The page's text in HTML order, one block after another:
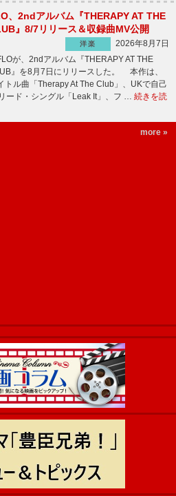
、2ndアルバム『THERAPY AT THE
』8/7リリース＆収録曲MV公開
洋楽
2026年8月7日
が、2ndアルバム『THERAPY AT THE
』を8月7日にリリースした。 本作は、
トル曲「Therapy At The Club」、UKで自己
ード・シングル「Leak It」、フ … 続きを読
more »